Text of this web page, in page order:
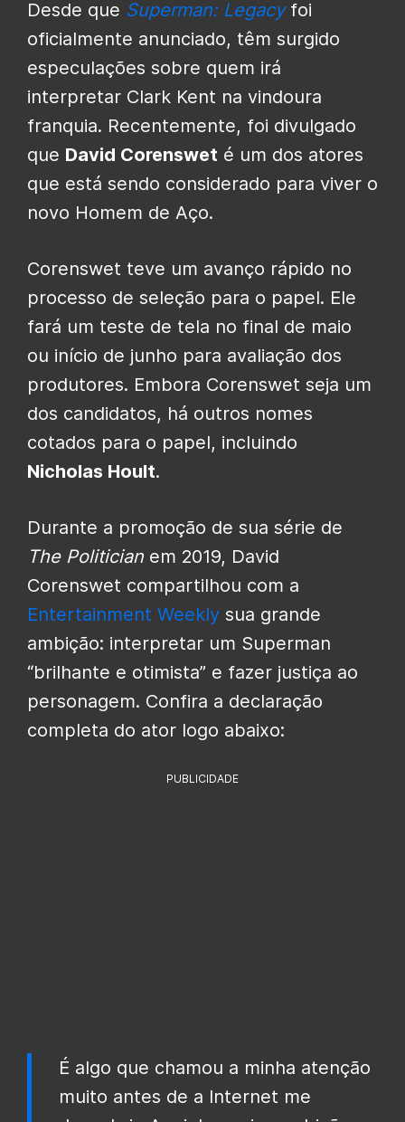
Desde que Superman: Legacyfoi
oficialmente anunciado, têm surgido
especulações sobre quem irá
interpretar Clark Kent na vindoura
franquia. Recentemente, foi divulgado
que David Corenswet é um dos atores
que está sendo considerado para viver o
novo Homem de Aço.
Corenswet teve um avanço rápido no
processo de seleção para o papel. Ele
fará um teste de tela no final de maio
ou início de junho para avaliação dos
produtores. Embora Corenswet seja um
dos candidatos, há outros nomes
cotados para o papel, incluindo
Nicholas Hoult.
Durante a promoção de sua série de
The Politician em 2019, David
Corenswet compartilhou com a
Entertainment Weekly sua grande
ambição: interpretar um Superman
“brilhante e otimista” e fazer justiça ao
personagem. Confira a declaração
completa do ator logo abaixo:
PUBLICIDADE
É algo que chamou a minha atenção
muito antes de a Internet me